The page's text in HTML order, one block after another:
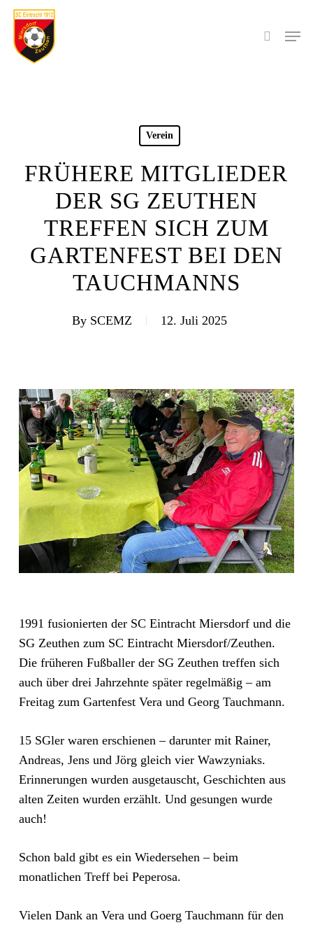
Skip
main
content
search
Menu
Verein
FRÜHERE MITGLIEDER
DER SG ZEUTHEN
TREFFEN SICH ZUM
GARTENFEST BEI DEN
TAUCHMANNS
By SCEMZ 12. Juli 2025
1991 fusionierten der SC Eintracht Miersdorf und die
SG Zeuthen zum SC Eintracht Miersdorf/Zeuthen.
Die früheren Fußballer der SG Zeuthen treffen sich
auch über drei Jahrzehnte später regelmäßig – am
Freitag zum Gartenfest Vera und Georg Tauchmann.
15 SGler waren erschienen – darunter mit Rainer,
Andreas, Jens und Jörg gleich vier Wawzyniaks.
Erinnerungen wurden ausgetauscht, Geschichten aus
alten Zeiten wurden erzählt. Und gesungen wurde
auch!
Schon bald gibt es ein Wiedersehen – beim
monatlichen Treff bei Peperosa.
Vielen Dank an Vera und Goerg Tauchmann für den